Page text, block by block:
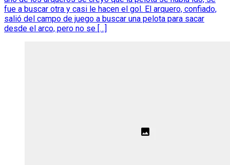
fue a buscar otra y casi le hacen el gol. El arquero, confiado,
salió del campo de juego a buscar una pelota para sacar
desde el arco, pero no se […]